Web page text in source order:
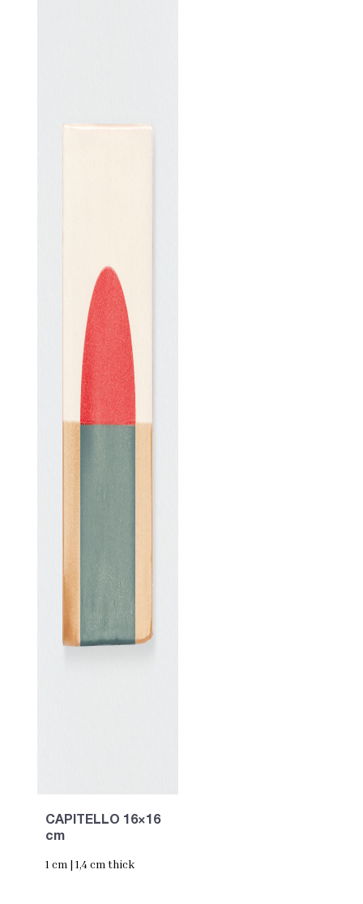
CAPITELLO 16×16
cm
1 cm | 1,4 cm thick